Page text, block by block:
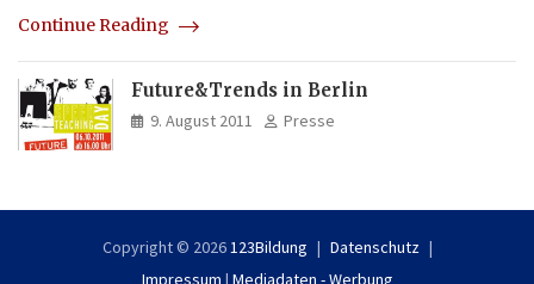
Continue Reading
Future&Trends in Berlin
9. August 2011 Presse
Copyright © 2026123Bildung
Datenschutz
Impressum | Mediadaten - Werbung